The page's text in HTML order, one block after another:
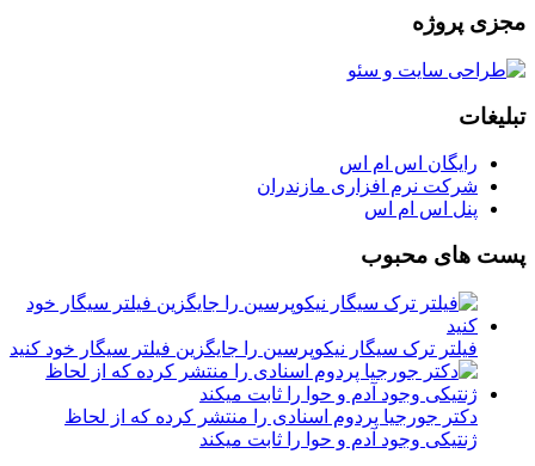
مجزی پروژه
تبلیغات
رایگان اس ام اس
شرکت نرم افزاری مازندران
پنل اس ام اس
پست های محبوب
فیلتر ترک سیگار نیکوپرسین را جایگزین فیلتر سیگار خود کنید
دکتر جورجیا پردوم اسنادی را منتشر کرده که از لحاظ
ژنتیکی وجود آدم و حوا را ثابت میکند